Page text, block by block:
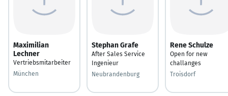
Maximilian
Lechner
Vertriebsmitarbeiter
München
Stephan Grafe
After Sales Service
Ingenieur
Neubrandenburg
Rene Schulze
Open for new
challanges
Troisdorf